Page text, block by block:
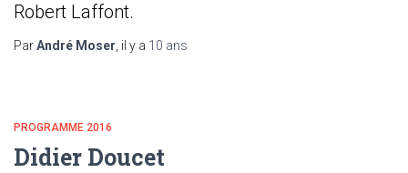
Robert Laffont.
ParAndré Moser , il y a 10 ans
PROGRAMME 2016
Didier Doucet